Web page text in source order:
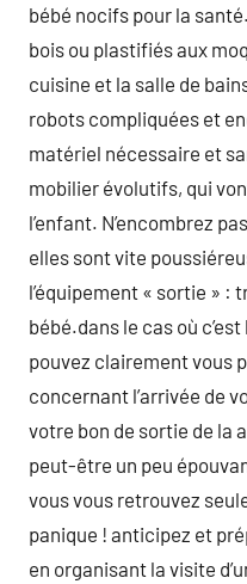
bébé nocifs pour la
bois ou plastifiés aux
cuisine et la salle de
robots compliquées et
matériel nécessaire et
mobilier évolutifs, qui
l’enfant. N’encombrez
elles sont vite
l’équipement « sortie » :
bébé.dans le cas où
pouvez clairement vous
concernant l’arrivée de
votre bon de sortie de la
peut-être un peu
vous vous retrouvez
panique ! anticipez et
en organisant la visite